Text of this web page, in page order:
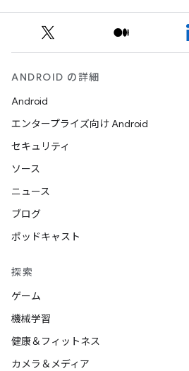
ANDROID の詳細
Android
エンタープライズ向け Android
セキュリティ
ソース
ニュース
ブログ
ポッドキャスト
探索
ゲーム
機械学習
健康＆フィットネス
カメラ＆メディア